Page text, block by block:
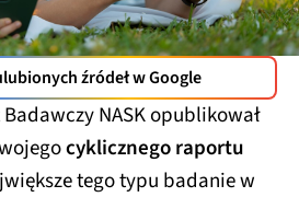
źródeł w Google
NASK opublikował
cyklicznego raportu
tego typu badanie w